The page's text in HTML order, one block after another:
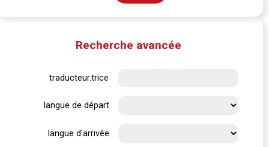
Recherche avancée
traducteur.trice
langue de départ
langue d'arrivée